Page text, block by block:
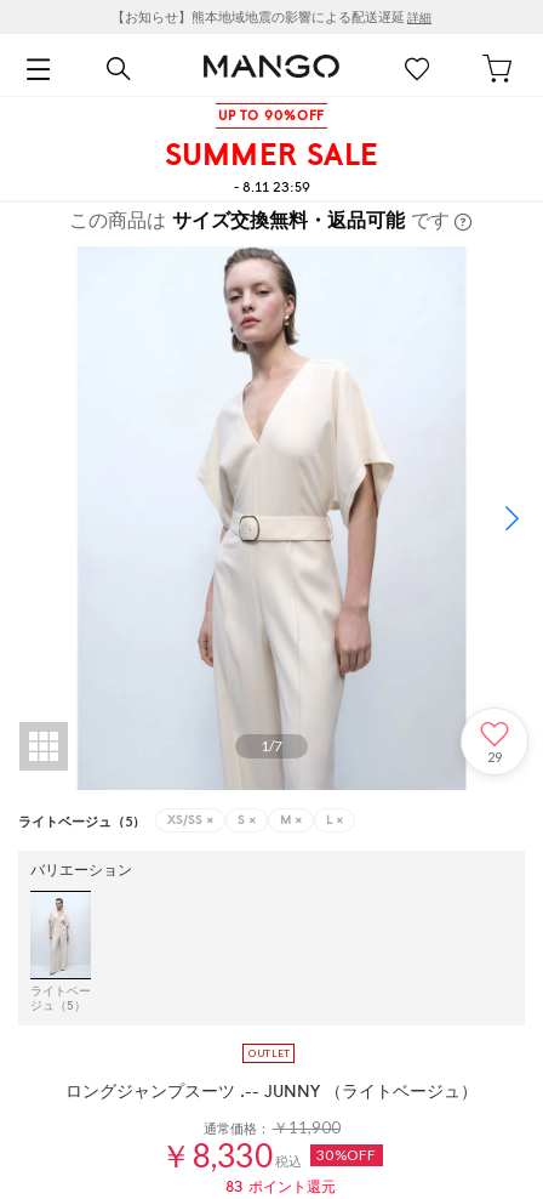
【お知らせ】熊本地域地震の影響による配送遅延 詳細
UP TO 90%OFF
SUMMER SALE
- 8.11 23:59
この商品は サイズ交換無料・返品可能 です
1/7
29
ライトベージュ（5） XS/SS × S × M × L ×
バリエーション
ライトベー
ジュ（5）
ロングジャンプスーツ .-- JUNNY （ライトベージュ）
通常価格：￥11,900
￥8,330税込 30%OFF
83 ポイント還元